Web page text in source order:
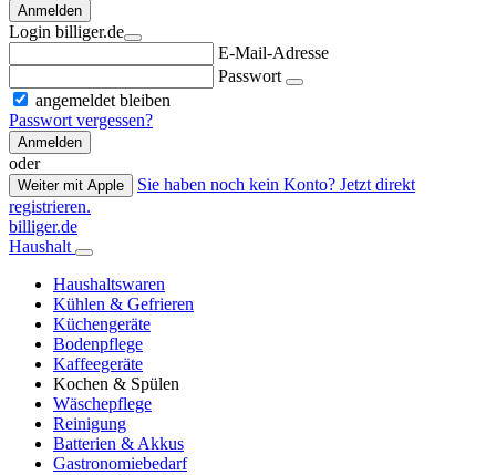
Anmelden
Login billiger.de
E-Mail-Adresse
Passwort
angemeldet bleiben
Passwort vergessen?
Anmelden
oder
Weiter mit Apple
Sie haben noch kein Konto? Jetzt direkt
registrieren.
billiger.de
Haushalt
Haushaltswaren
Kühlen & Gefrieren
Küchengeräte
Bodenpflege
Kaffeegeräte
Kochen & Spülen
Wäschepflege
Reinigung
Batterien & Akkus
Gastronomiebedarf